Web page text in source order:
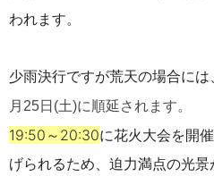
われます。
少雨決行ですが荒天の場合には、
月25日(土)に順延されます。
19:50～20:30に花火大会を開
げられるため、迫力満点の光景